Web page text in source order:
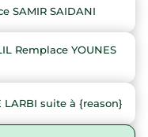
SAMIR SAIDANI
Remplace YOUNES
LARBI suite à {reason}